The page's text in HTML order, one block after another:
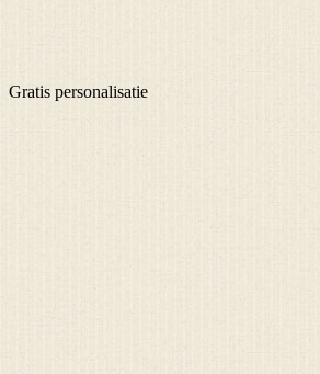
Gratis personalisatie